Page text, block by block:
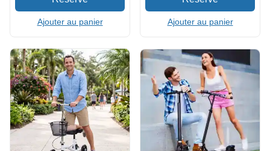
Ajouter au panier Ajouter au panier